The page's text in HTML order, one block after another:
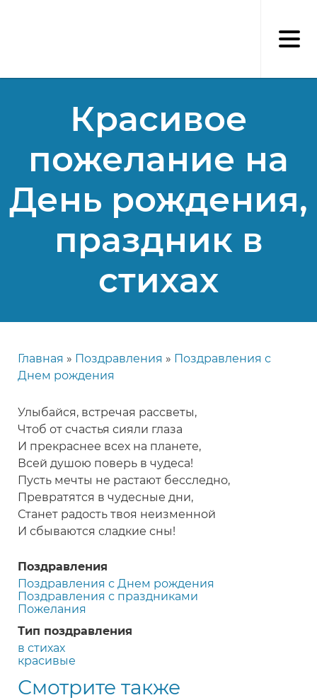
Красивое
пожелание на
День рождения,
праздник в
стихах
Строка
Главная Поздравления
Поздравления с
Днем рождения
Улыбайся, встречая рассветы,
Чтоб от счастья сияли глаза
И прекраснее всех на планете,
Всей душою поверь в чудеса!
Пусть мечты не растают бесследно,
Превратятся в чудесные дни,
Станет радость твоя неизменной
И сбываются сладкие сны!
Поздравления
Поздравления с Днем рождения
Поздравления с праздниками
Пожелания
Тип поздравления
в стихах
красивые
Смотрите также